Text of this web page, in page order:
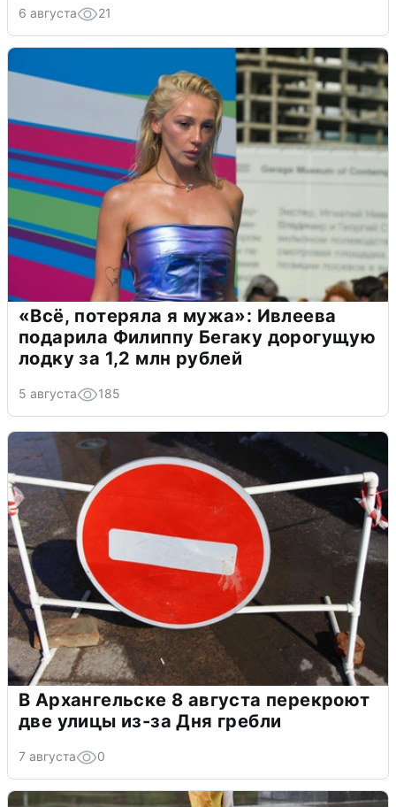
6 августа 21
«Всё, потеряла я мужа»: Ивлеева
подарила Филиппу Бегаку дорогущую
лодку за 1,2 млн рублей
5 августа 185
В Архангельске 8 августа перекроют
две улицы из-за Дня гребли
7 августа 0